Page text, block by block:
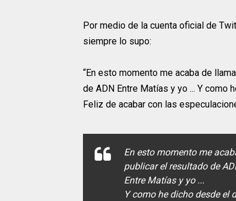
Por medio de la cuenta oficial de
siempre lo supo:
“En esto momento me acaba de
de ADN Entre Matías y yo ... Y como
Feliz de acabar con las
En esto momento me
publicar el resultado de
Entre Matías y yo ...
Y como he dicho desde el